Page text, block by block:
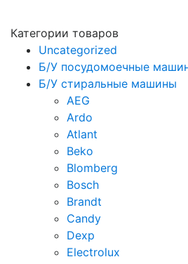
Категории товаров
Uncategorized
Б/У посудомоечные
Б/У стиральные машины
AEG
Ardo
Atlant
Beko
Blomberg
Bosch
Brandt
Candy
Dexp
Electrolux